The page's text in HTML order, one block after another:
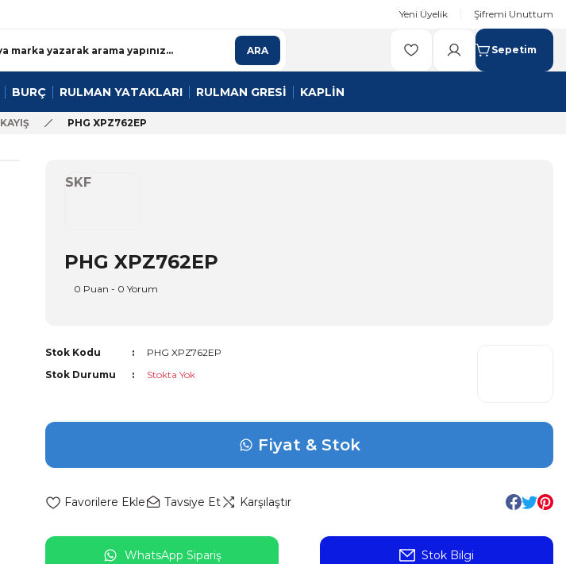
Yeni Üyelik Şifremi Unuttum
ARA Sepetim
BURÇ RULMAN YATAKLARI RULMAN GRESİ KAPLİN
KAYIŞ PHG XPZ762EP
SKF
PHG XPZ762EP
0 Puan - 0 Yorum
Stok Kodu
PHG XPZ762EP
Stok Durumu
Stokta Yok
Fiyat & Stok
Tavsiye Et Karşılaştır
WhatsApp Sipariş Stok Bilgi